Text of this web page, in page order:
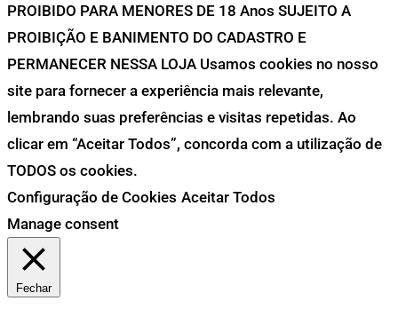
PROIBIDO PARA MENORES DE 18 Anos SUJEITO A
PROIBIÇÃO E BANIMENTO DO CADASTRO E
PERMANECER NESSA LOJA Usamos cookies no nosso
site para fornecer a experiência mais relevante,
lembrando suas preferências e visitas repetidas. Ao
clicar em “Aceitar Todos”, concorda com a utilização de
TODOS os cookies.
Configuração de Cookies Aceitar Todos
Manage consent
Fechar